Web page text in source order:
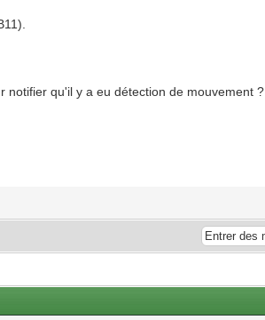
notifier qu'il y a eu détection de mouvement ?